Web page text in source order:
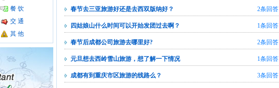
餐 饮
交 通
其 他
春节去三亚旅游好还是去西双版纳好？ 2条回答
四姑娘山什么时间可以开始发团过去啊？ 1条回答
春节后成都公司旅游去哪里好? 2条回答
元旦想去西岭雪山旅游，想了解一下情况 1条回答
成都有到重庆市区旅游的线路么？ 3条回答